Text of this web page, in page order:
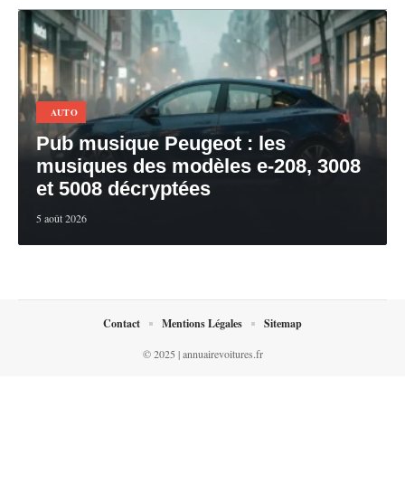
AUTO
Pub musique Peugeot : les
musiques des modèles e-208, 3008
et 5008 décryptées
5 août 2026
© 2025 | annuairevoitures.fr
Contact Mentions Légales Sitemap